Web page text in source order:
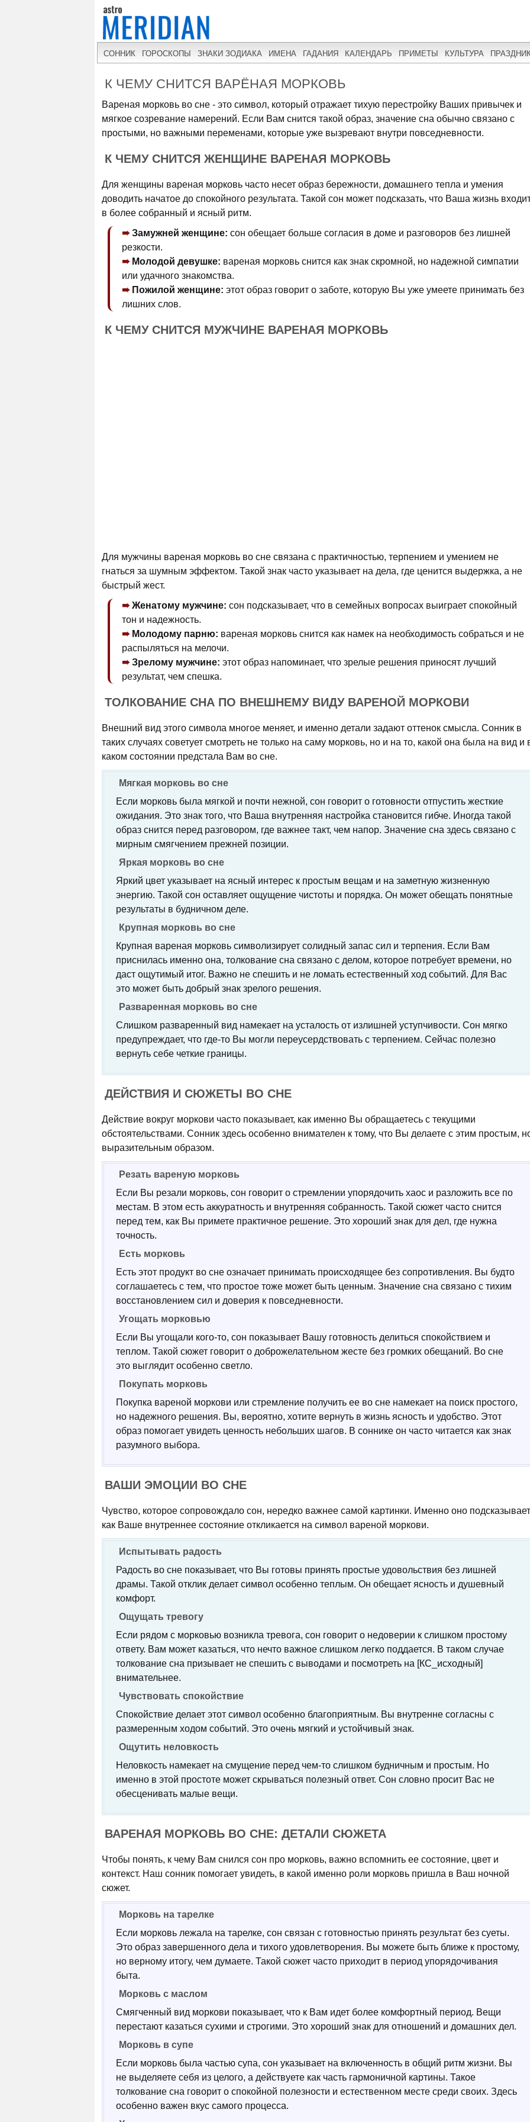
СОННИК ГОРОСКОПЫ ЗНАКИ ЗОДИАКА ИМЕНА ГАДАНИЯ КАЛЕНДАРЬ ПРИМЕТЫ КУЛЬТУРА
К ЧЕМУ СНИТСЯ ВАРЁНАЯ МОРКОВЬ
Вареная морковь во сне - это символ, который отражает тихую перестройку Ваших привычек и
мягкое созревание намерений. Если Вам снится такой образ, значение сна обычно связано с
простыми, но важными переменами, которые уже вызревают внутри повседневности.
К ЧЕМУ СНИТСЯ ЖЕНЩИНЕ ВАРЕНАЯ МОРКОВЬ
Для женщины вареная морковь часто несет образ бережности, домашнего тепла и умения
доводить начатое до спокойного результата. Такой сон может подсказать, что Ваша жизнь
в более собранный и ясный ритм.
Замужней женщине: сон обещает больше согласия в доме и разговоров без лишней
резкости.
Молодой девушке: вареная морковь снится как знак скромной, но надежной симпатии
или удачного знакомства.
Пожилой женщине: этот образ говорит о заботе, которую Вы уже умеете принимать без
лишних слов.
К ЧЕМУ СНИТСЯ МУЖЧИНЕ ВАРЕНАЯ МОРКОВЬ
Для мужчины вареная морковь во сне связана с практичностью, терпением и умением не
гнаться за шумным эффектом. Такой знак часто указывает на дела, где ценится выдержка, а не
быстрый жест.
Женатому мужчине: сон подсказывает, что в семейных вопросах выиграет спокойный
тон и надежность.
Молодому парню: вареная морковь снится как намек на необходимость собраться и не
распыляться на мелочи.
Зрелому мужчине: этот образ напоминает, что зрелые решения приносят лучший
результат, чем спешка.
ТОЛКОВАНИЕ СНА ПО ВНЕШНЕМУ ВИДУ ВАРЕНОЙ МОРКОВИ
Внешний вид этого символа многое меняет, и именно детали задают оттенок смысла. Сонник в
таких случаях советует смотреть не только на саму морковь, но и на то, какой она была на вид и
каком состоянии предстала Вам во сне.
Мягкая морковь во сне
Если морковь была мягкой и почти нежной, сон говорит о готовности отпустить жесткие
ожидания. Это знак того, что Ваша внутренняя настройка становится гибче. Иногда такой
образ снится перед разговором, где важнее такт, чем напор. Значение сна здесь связано с
мирным смягчением прежней позиции.
Яркая морковь во сне
Яркий цвет указывает на ясный интерес к простым вещам и на заметную жизненную
энергию. Такой сон оставляет ощущение чистоты и порядка. Он может обещать понятные
результаты в будничном деле.
Крупная морковь во сне
Крупная вареная морковь символизирует солидный запас сил и терпения. Если Вам
приснилась именно она, толкование сна связано с делом, которое потребует времени, но
даст ощутимый итог. Важно не спешить и не ломать естественный ход событий. Для Вас
это может быть добрый знак зрелого решения.
Разваренная морковь во сне
Слишком разваренный вид намекает на усталость от излишней уступчивости. Сон мягко
предупреждает, что где-то Вы могли переусердствовать с терпением. Сейчас полезно
вернуть себе четкие границы.
ДЕЙСТВИЯ И СЮЖЕТЫ ВО СНЕ
Действие вокруг моркови часто показывает, как именно Вы обращаетесь с текущими
обстоятельствами. Сонник здесь особенно внимателен к тому, что Вы делаете с этим простым,
выразительным образом.
Резать вареную морковь
Если Вы резали морковь, сон говорит о стремлении упорядочить хаос и разложить все по
местам. В этом есть аккуратность и внутренняя собранность. Такой сюжет часто снится
перед тем, как Вы примете практичное решение. Это хороший знак для дел, где нужна
точность.
Есть морковь
Есть этот продукт во сне означает принимать происходящее без сопротивления. Вы будто
соглашаетесь с тем, что простое тоже может быть ценным. Значение сна связано с тихим
восстановлением сил и доверия к повседневности.
Угощать морковью
Если Вы угощали кого-то, сон показывает Вашу готовность делиться спокойствием и
теплом. Такой сюжет говорит о доброжелательном жесте без громких обещаний. Во сне
это выглядит особенно светло.
Покупать морковь
Покупка вареной моркови или стремление получить ее во сне намекает на поиск простого,
но надежного решения. Вы, вероятно, хотите вернуть в жизнь ясность и удобство. Этот
образ помогает увидеть ценность небольших шагов. В соннике он часто читается как знак
разумного выбора.
ВАШИ ЭМОЦИИ ВО СНЕ
Чувство, которое сопровождало сон, нередко важнее самой картинки. Именно оно
как Ваше внутреннее состояние откликается на символ вареной моркови.
Испытывать радость
Радость во сне показывает, что Вы готовы принять простые удовольствия без лишней
драмы. Такой отклик делает символ особенно теплым. Он обещает ясность и душевный
комфорт.
Ощущать тревогу
Если рядом с морковью возникла тревога, сон говорит о недоверии к слишком простому
ответу. Вам может казаться, что нечто важное слишком легко поддается. В таком случае
толкование сна призывает не спешить с выводами и посмотреть на [КС_исходный]
внимательнее.
Чувствовать спокойствие
Спокойствие делает этот символ особенно благоприятным. Вы внутренне согласны с
размеренным ходом событий. Это очень мягкий и устойчивый знак.
Ощутить неловкость
Неловкость намекает на смущение перед чем-то слишком будничным и простым. Но
именно в этой простоте может скрываться полезный ответ. Сон словно просит Вас не
обесценивать малые вещи.
ВАРЕНАЯ МОРКОВЬ ВО СНЕ: ДЕТАЛИ СЮЖЕТА
Чтобы понять, к чему Вам снился сон про морковь, важно вспомнить ее состояние, цвет и
контекст. Наш сонник помогает увидеть, в какой именно роли морковь пришла в Ваш ночной
сюжет.
Морковь на тарелке
Если морковь лежала на тарелке, сон связан с готовностью принять результат без суеты.
Это образ завершенного дела и тихого удовлетворения. Вы можете быть ближе к простому,
но верному итогу, чем думаете. Такой сюжет часто приходит в период упорядочивания
быта.
Морковь с маслом
Смягченный вид моркови показывает, что к Вам идет более комфортный период. Вещи
перестают казаться сухими и строгими. Это хороший знак для отношений и домашних дел.
Морковь в супе
Если морковь была частью супа, сон указывает на включенность в общий ритм жизни. Вы
не выделяете себя из целого, а действуете как часть гармоничной картины. Такое
толкование сна говорит о спокойной полезности и естественном месте среди своих. Здесь
особенно важен вкус самого процесса.